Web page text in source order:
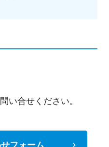
い合せください。
フォーム